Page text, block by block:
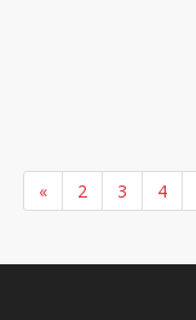
« 2 3 4